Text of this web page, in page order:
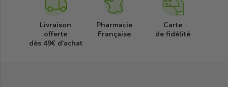
Livraison
offerte
dès 49€ d'achat
Pharmacie
Française
Carte
de fidélité